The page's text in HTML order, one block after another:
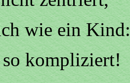
wie ein Kind:
kompliziert!